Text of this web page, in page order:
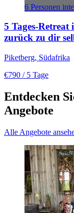
6 Personen
5 Tages-
zurück zu dir
Piketberg, Südafrika
€790 / 5 Tage
Entdecken
Angebote
Alle Angebote